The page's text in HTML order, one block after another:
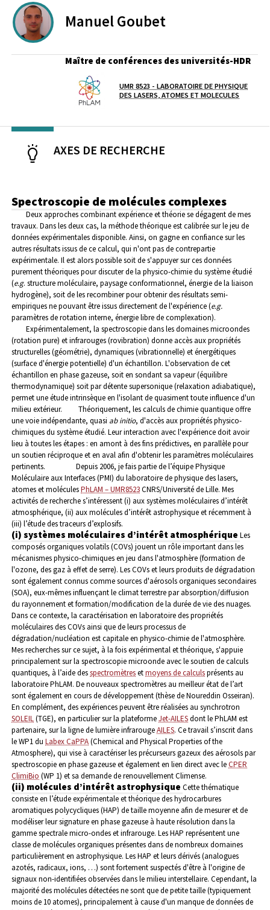
ManuelGoubet
Maître de conférences des universités-HDR
UMR 8523 - LABORATOIRE DE PHYSIQUE
DES LASERS, ATOMES ET MOLECULES
AXES DE RECHERCHE
Spectroscopie de molécules complexes
Deux approches combinant expérience et théorie se dégagent de mes
travaux. Dans les deux cas, la méthode théorique est calibrée sur le jeu de
données expérimentales disponible. Ainsi, on gagne en confiance sur les
autres résultats issus de ce calcul, qui n'ont pas de contrepartie
expérimentale. Il est alors possible soit de s'appuyer sur ces données
purement théoriques pour discuter de la physico-chimie du système étudié
(e.g. structure moléculaire, paysage conformationnel, énergie de la liaison
hydrogène), soit de les recombiner pour obtenir des résultats semi-
empiriques ne pouvant être issus directement de l'expérience (e.g.
paramètres de rotation interne, énergie libre de complexation).
Expérimentalement, la spectroscopie dans les domaines microondes
(rotation pure) et infrarouges (rovibration) donne accès aux propriétés
structurelles (géométrie), dynamiques (vibrationnelle) et énergétiques
(surface d'énergie potentielle) d'un échantillon. L'observation de cet
échantillon en phase gazeuse, soit en sondant sa vapeur (équilibre
thermodynamique) soit par détente supersonique (relaxation adiabatique),
permet une étude intrinsèque en l'isolant de quasiment toute influence d'un
milieu extérieur.
Théoriquement, les calculs de chimie quantique offre
une voie indépendante, quasi ab initio, d'accès aux propriétés physico-
chimiques du système étudié. Leur interaction avec l'expérience doit avoir
lieu à toutes les étapes : en amont à des fins prédictives, en parallèle pour
un soutien réciproque et en aval afin d'obtenir les paramètres moléculaires
pertinents.
Depuis 2006, je fais partie de l’équipe Physique
Moléculaire aux Interfaces (PMI) du laboratoire de physique des lasers,
atomes et moléculesPhLAM – UMR8523CNRS/Université de Lille. Mes
activités de recherche s’intéressent (i) aux systèmes moléculaires d’intérêt
atmosphérique, (ii) aux molécules d’intérêt astrophysique et récemment à
(iii) l’étude des traceurs d’explosifs.
(i) systèmes moléculaires d’intérêt atmosphérique Les
composés organiques volatils (COVs) jouent un rôle important dans les
mécanismes physico-chimiques en jeu dans l'atmosphère (formation de
l'ozone, des gaz à effet de serre). Les COVs et leurs produits de dégradation
sont également connus comme sources d'aérosols organiques secondaires
(SOA), eux-mêmes influençant le climat terrestre par absorption/diffusion
du rayonnement et formation/modification de la durée de vie des nuages.
Dans ce contexte, la caractérisation en laboratoire des propriétés
moléculaires des COVs ainsi que de leurs processus de
dégradation/nucléation est capitale en physico-chimie de l'atmosphère.
Mes recherches sur ce sujet, à la fois expérimental et théorique, s'appuie
principalement sur la spectroscopie microonde avec le soutien de calculs
quantiques, à l’aide desspectromètresetmoyens de calculsprésents au
laboratoire PhLAM. De nouveaux spectromètres au meilleur état de l’art
sont également en cours de développement (thèse de Noureddin Osseiran).
En complément, des expériences peuvent être réalisées au synchrotron
SOLEIL(TGE), en particulier sur la plateformeJet-AILESdont le PhLAM est
partenaire, sur la ligne de lumière infrarougeAILES. Ce travail s’inscrit dans
le WP1 du Labex CaPPA(Chemical and Physical Properties of the
Atmosphere), qui vise à caractériser les précurseurs gazeux des aérosols par
spectroscopie en phase gazeuse et également en lien direct avec leCPER
ClimiBio (WP 1) et sa demande de renouvellement Climense.
(ii) molécules d’intérêt astrophysique Cette thématique
consiste en l’étude expérimentale et théorique des hydrocarbures
aromatiques polycycliques (HAP) de taille moyenne afin de mesurer et de
modéliser leur signature en phase gazeuse à haute résolution dans la
gamme spectrale micro-ondes et infrarouge. Les HAP représentent une
classe de molécules organiques présentes dans de nombreux domaines
particulièrement en astrophysique. Les HAP et leurs dérivés (analogues
azotés, radicaux, ions, …) sont fortement suspectés d'être à l'origine de
signaux non-identifiées observées dans le milieu interstellaire. Cependant, la
majorité des molécules détectées ne sont que de petite taille (typiquement
moins de 10 atomes), principalement à cause d'un manque de données de